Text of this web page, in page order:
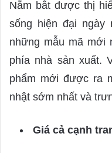
Nắm bắt được thị
sống hiện đại ngày
những mẫu mã mới
phía nhà sản xuất.
phẩm mới được ra
nhật sớm nhất và
Giá cả cạnh